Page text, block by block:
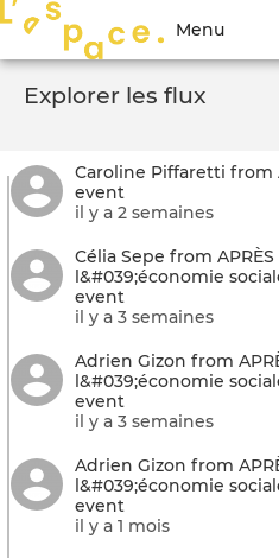
Menu
du
compte
l'utilisateur
Menu
Toggle
navigation
Explorer les flux
Caroline Piffaretti from
event
il y a 2 semaines
Célia Sepe from
l&#039;économie
event
il y a 3 semaines
Adrien Gizon from
l&#039;économie
event
il y a 3 semaines
Adrien Gizon from
l&#039;économie
event
il y a 1 mois